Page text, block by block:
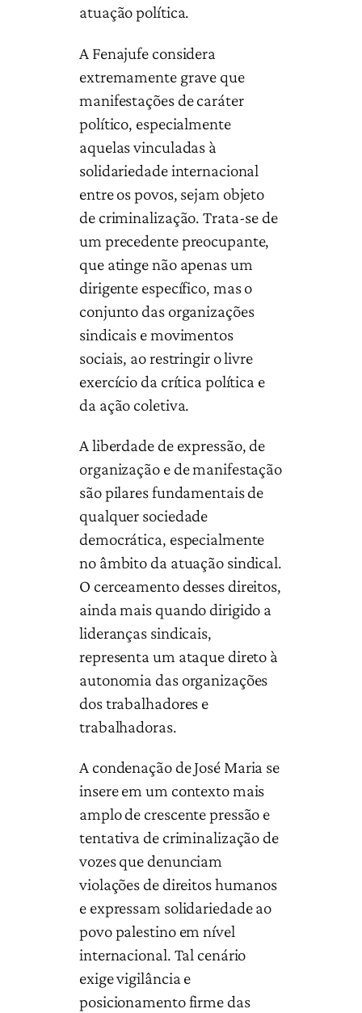
atuação política.
A Fenajufe considera
extremamente grave que
manifestações de caráter
político, especialmente
aquelas vinculadas à
solidariedade internacional
entre os povos, sejam objeto
de criminalização. Trata-se de
um precedente preocupante,
que atinge não apenas um
dirigente específico, mas o
conjunto das organizações
sindicais e movimentos
sociais, ao restringir o livre
exercício da crítica política e
da ação coletiva.
A liberdade de expressão, de
organização e de manifestação
são pilares fundamentais de
qualquer sociedade
democrática, especialmente
no âmbito da atuação sindical.
O cerceamento desses direitos,
ainda mais quando dirigido a
lideranças sindicais,
representa um ataque direto à
autonomia das organizações
dos trabalhadores e
trabalhadoras.
A condenação de José Maria se
insere em um contexto mais
amplo de crescente pressão e
tentativa de criminalização de
vozes que denunciam
violações de direitos humanos
e expressam solidariedade ao
povo palestino em nível
internacional. Tal cenário
exige vigilância e
posicionamento firme das